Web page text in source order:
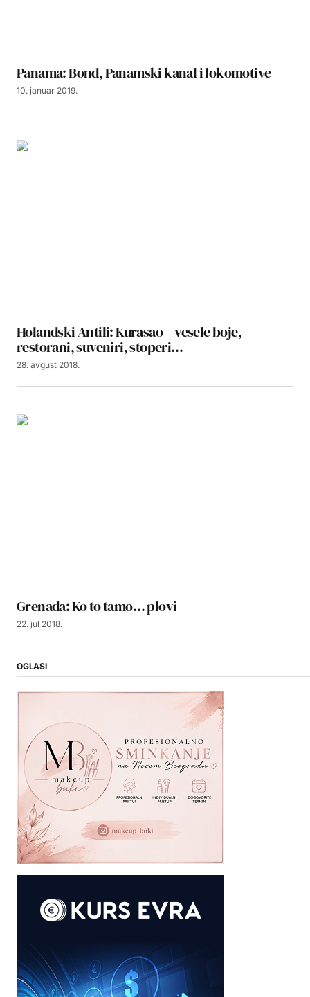
Panama: Bond, Panamski kanal i lokomotive
10. januar 2019.
Holandski Antili: Kurasao – vesele boje,
restorani, suveniri, stoperi…
28. avgust 2018.
Grenada: Ko to tamo… plovi
22. jul 2018.
OGLASI